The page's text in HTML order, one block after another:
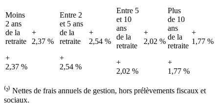
Moins
2 ans
de la
retraite
+
2,37 %
+
2,37 %
Entre 2
et 5 ans
de la
retraite
+
2,54 %
+
2,54 %
Entre 5
et 10
ans
de la
retraite
+
2,02 %
+
2,02 %
Plus
de 10
ans
de la
retraite
+
1,77 %
+
1,77 %
⁽²⁾ Nettes de frais annuels de gestion, hors prélèvements fiscaux et
sociaux.